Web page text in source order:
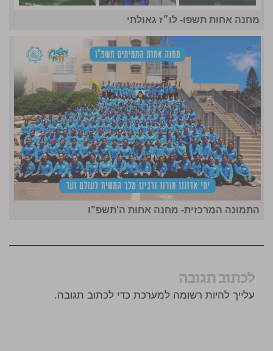
מחנה אחות תשפו- לו״ז גאולתי
התמונה המרכזית- מחנה אחות ה'תשפ"ו
לכתוב תגובה
עלייך להיות רשומה למערכת כדי לכתוב תגובה.